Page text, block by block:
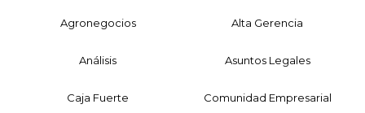
Agronegocios Alta Gerencia
Análisis Asuntos Legales
Caja Fuerte Comunidad Empresarial